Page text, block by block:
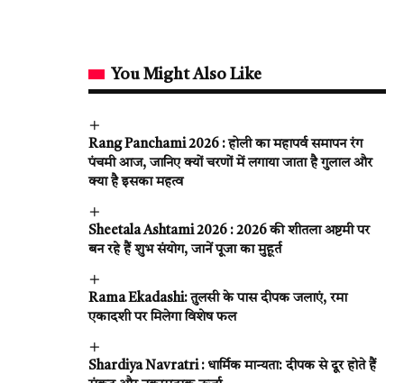
You Might Also Like
Rang Panchami 2026 : होली का महापर्व समापन रंग
पंचमी आज, जानिए क्यों चरणों में लगाया जाता है गुलाल और
क्या है इसका महत्व
Sheetala Ashtami 2026 : 2026 की शीतला अष्टमी पर
बन रहे हैं शुभ संयोग, जानें पूजा का मुहूर्त
Rama Ekadashi: तुलसी के पास दीपक जलाएं, रमा
एकादशी पर मिलेगा विशेष फल
Shardiya Navratri : धार्मिक मान्यता: दीपक से दूर होते हैं